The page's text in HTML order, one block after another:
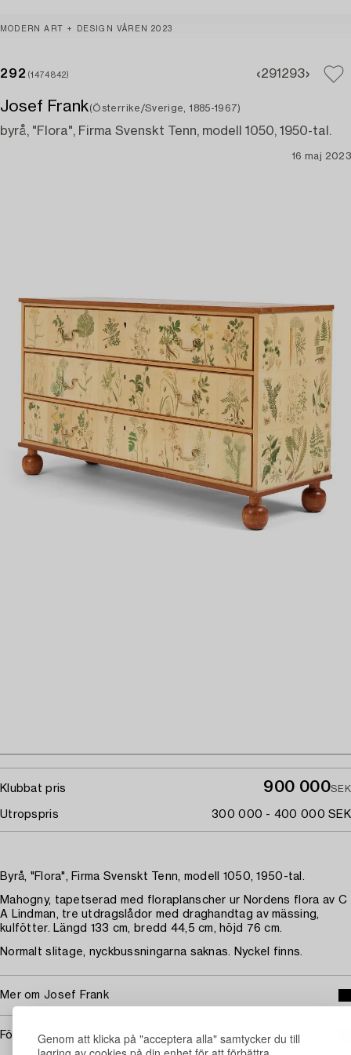
Genom att klicka på "acceptera alla" samtycker du till
MODERN ART + DESIGN VÅREN 2023
292 (1474842) 291 293
Josef Frank(Österrike/Sverige, 1885-1967)
byrå, "Flora", Firma Svenskt Tenn, modell 1050, 1950-tal.
16 maj 2023
Klubbat pris 900 000SEK
Utropspris 300 000 - 400 000 SEK
Byrå, "Flora", Firma Svenskt Tenn, modell 1050, 1950-tal.
Mahogny, tapetserad med floraplanscher ur Nordens flora av C
A Lindman, tre utdragslådor med draghandtag av mässing,
kulfötter. Längd 133 cm, bredd 44,5 cm, höjd 76 cm.
Normalt slitage, nyckbussningarna saknas. Nyckel finns.
Mer om Josef Frank
För konditionsrapport kontakta specialist